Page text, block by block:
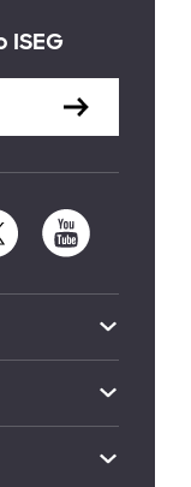
ISEG